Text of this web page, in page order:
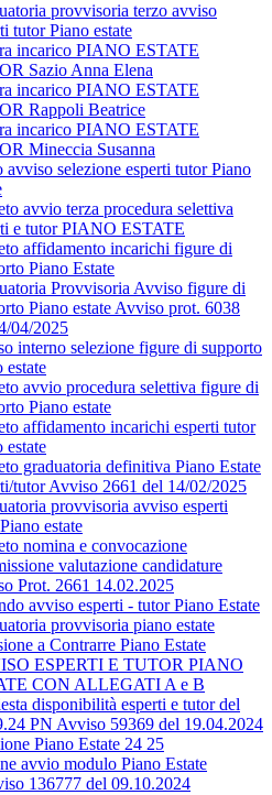
provvisoria terzo avviso
tutor Piano estate
incarico PIANO ESTATE
Sazio Anna Elena
incarico PIANO ESTATE
Rappoli Beatrice
incarico PIANO ESTATE
Mineccia Susanna
avviso selezione esperti tutor Piano
avvio terza procedura selettiva
e tutor PIANO ESTATE
affidamento incarichi figure di
Piano Estate
Provvisoria Avviso figure di
Piano estate Avviso prot. 6038
04/2025
interno selezione figure di supporto
estate
avvio procedura selettiva figure di
Piano estate
affidamento incarichi esperti tutor
estate
graduatoria definitiva Piano Estate
tutor Avviso 2661 del 14/02/2025
provvisoria avviso esperti
estate
nomina e convocazione
valutazione candidature
Prot. 2661 14.02.2025
avviso esperti - tutor Piano Estate
provvisoria piano estate
a Contrarre Piano Estate
ESPERTI E TUTOR PIANO
CON ALLEGATI A e B
disponibilità esperti e tutor del
PN Avviso 59369 del 19.04.2024
Piano Estate 24 25
avvio modulo Piano Estate
136777 del 09.10.2024